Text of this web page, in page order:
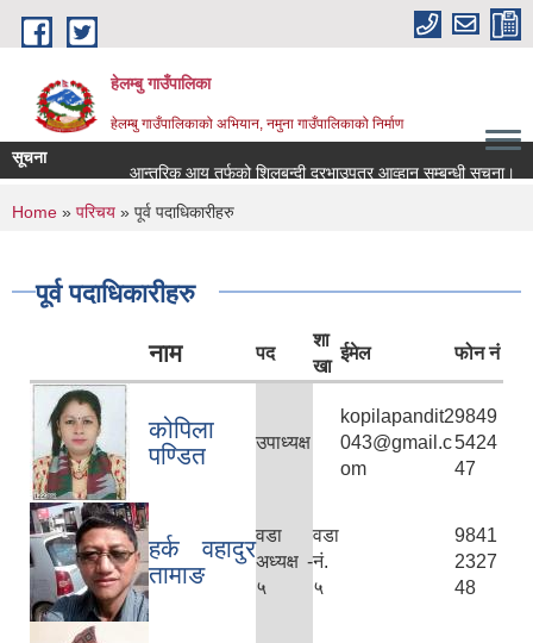
Skip to main content
हेलम्बु गाउँपालिका
हेलम्बु गाउँपालिकाको अभियान, नमुना गाउँपालिकाको निर्माण
सूचना
आन्तरिक आय तर्फको शिलबन्दी दरभाउपत्र आव्हान सम्बन्धी सूचना।
You are here
Home » परिचय » पूर्व पदाधिकारीहरु
पूर्व पदाधिकारीहरु
नाम पद
शा
खा
ईमेल फोन नं
कोपिला
पण्डित
उपाध्यक्ष
kopilapandit2
043@gmail.c
om
9849
5424
47
हर्क वहादुर
तामाङ
वडा
अध्यक्ष -
५
वडा
नं.
५
9841
2327
48